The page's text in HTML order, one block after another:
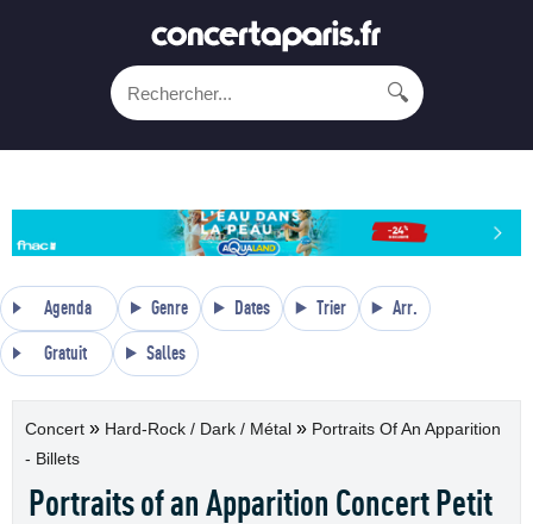
🔍
Agenda Genre Dates Trier Arr.
Gratuit Salles
Concert » Hard-Rock / Dark / Métal » Portraits Of An Apparition
- Billets
Portraits of an Apparition Concert Petit